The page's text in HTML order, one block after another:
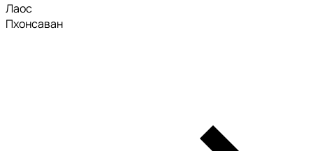
Лаос
Пхонсаван